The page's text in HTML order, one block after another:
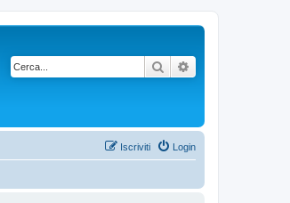
Cerca
Login
Iscriviti